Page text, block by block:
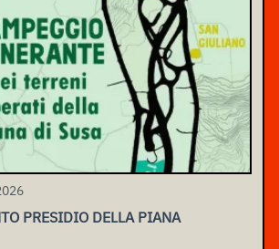
PRESIDIO DELLA PIANA